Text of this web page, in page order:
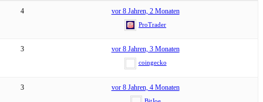
4 vor 8 Jahren, 2 Monaten
ProTrader
3 vor 8 Jahren, 3 Monaten
coingecko
3 vor 8 Jahren, 4 Monaten